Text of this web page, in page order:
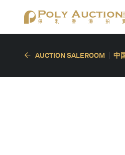
AUCTION SALEROOM 中